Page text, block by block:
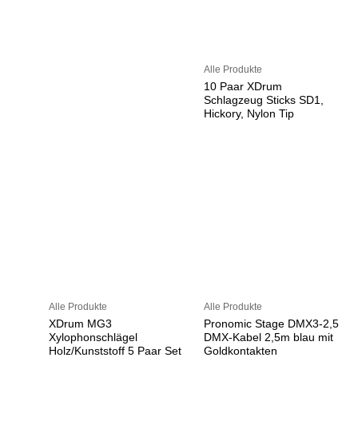
Alle Produkte
10 Paar XDrum
Schlagzeug Sticks SD1,
Hickory, Nylon Tip
Alle Produkte
XDrum MG3
Xylophonschlägel
Holz/Kunststoff 5 Paar Set
Alle Produkte
Pronomic Stage DMX3-2,5
DMX-Kabel 2,5m blau mit
Goldkontakten